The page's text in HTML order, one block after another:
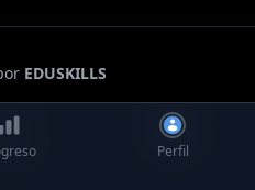
Perfil
Perfil
EDUSKILLS